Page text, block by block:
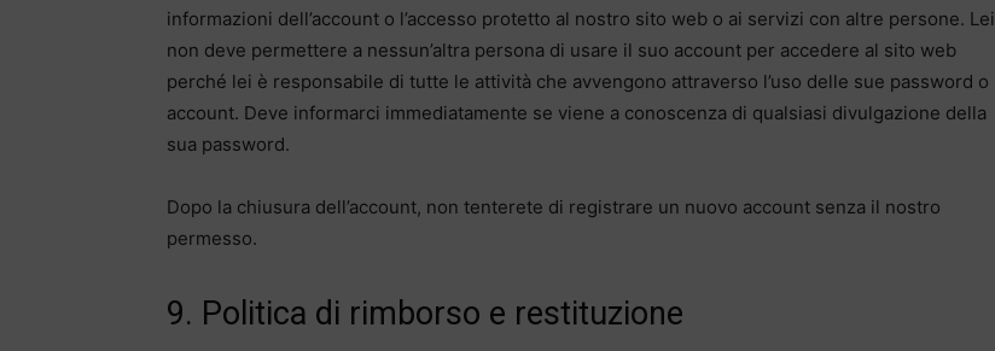
informazioni dell’account o l’accesso protetto al nostro sito web o ai servizi con altre persone. Lei
non deve permettere a nessun’altra persona di usare il suo account per accedere al sito web
perché lei è responsabile di tutte le attività che avvengono attraverso l’uso delle sue password o
account. Deve informarci immediatamente se viene a conoscenza di qualsiasi divulgazione della
sua password.
Dopo la chiusura dell’account, non tenterete di registrare un nuovo account senza il nostro
permesso.
9. Politica di rimborso e restituzione